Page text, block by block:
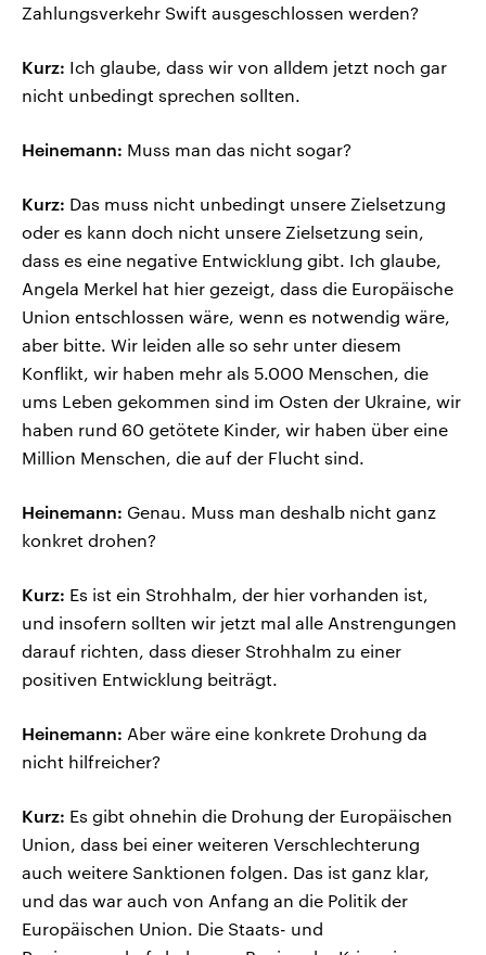
Zahlungsverkehr Swift ausgeschlossen werden?
Kurz: Ich glaube, dass wir von alldem jetzt noch gar
nicht unbedingt sprechen sollten.
Heinemann: Muss man das nicht sogar?
Kurz: Das muss nicht unbedingt unsere Zielsetzung
oder es kann doch nicht unsere Zielsetzung sein,
dass es eine negative Entwicklung gibt. Ich glaube,
Angela Merkel hat hier gezeigt, dass die Europäische
Union entschlossen wäre, wenn es notwendig wäre,
aber bitte. Wir leiden alle so sehr unter diesem
Konflikt, wir haben mehr als 5.000 Menschen, die
ums Leben gekommen sind im Osten der Ukraine, wir
haben rund 60 getötete Kinder, wir haben über eine
Million Menschen, die auf der Flucht sind.
Heinemann: Genau. Muss man deshalb nicht ganz
konkret drohen?
Kurz: Es ist ein Strohhalm, der hier vorhanden ist,
und insofern sollten wir jetzt mal alle Anstrengungen
darauf richten, dass dieser Strohhalm zu einer
positiven Entwicklung beiträgt.
Heinemann: Aber wäre eine konkrete Drohung da
nicht hilfreicher?
Kurz: Es gibt ohnehin die Drohung der Europäischen
Union, dass bei einer weiteren Verschlechterung
auch weitere Sanktionen folgen. Das ist ganz klar,
und das war auch von Anfang an die Politik der
Europäischen Union. Die Staats- und